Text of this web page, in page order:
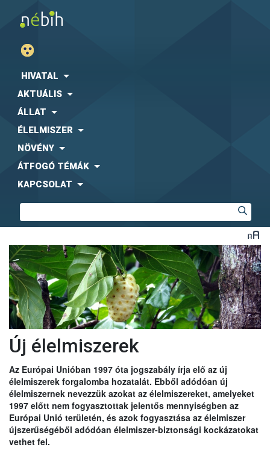
HIVATAL
AKTUÁLIS
ÁLLAT
ÉLELMISZER
NÖVÉNY
ÁTFOGÓ TÉMÁK
KAPCSOLAT
Új élelmiszerek
Az Európai Unióban 1997 óta jogszabály írja elő az új
élelmiszerek forgalomba hozatalát. Ebből adódóan új
élelmiszernek nevezzük azokat az élelmiszereket, amelyeket
1997 előtt nem fogyasztottak jelentős mennyiségben az
Európai Unió területén, és azok fogyasztása az élelmiszer
újszerűségéből adódóan élelmiszer-biztonsági kockázatokat
vethet fel.